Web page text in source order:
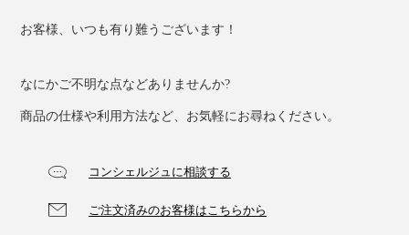
お客様、いつも有り難うございます！
なにかご不明な点などありませんか?
商品の仕様や利用方法など、お気軽にお尋ねください。
コンシェルジュに相談する
ご注文済みのお客様はこちらから